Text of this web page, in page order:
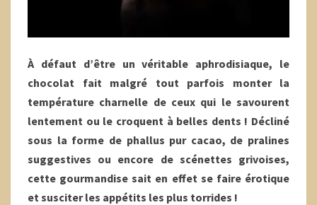
À défaut d’être un véritable aphrodisiaque, le
chocolat fait malgré tout parfois monter la
température charnelle de ceux qui le savourent
lentement ou le croquent à belles dents ! Décliné
sous la forme de phallus pur cacao, de pralines
suggestives ou encore de scénettes grivoises,
cette gourmandise sait en effet se faire érotique
et susciter les appétits les plus torrides !